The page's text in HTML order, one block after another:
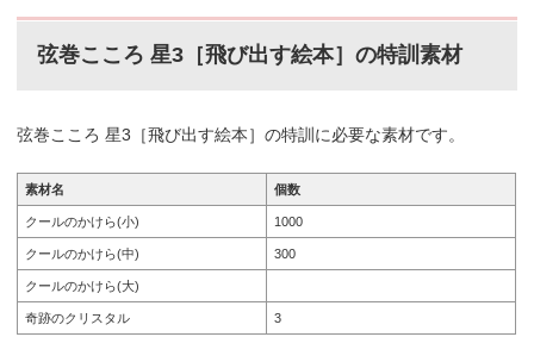
弦巻こころ 星3［飛び出す絵本］の特訓素材
弦巻こころ 星3［飛び出す絵本］の特訓に必要な素材です。
素材名 個数
クールのかけら(小) 1000
クールのかけら(中) 300
クールのかけら(大)
奇跡のクリスタル 3